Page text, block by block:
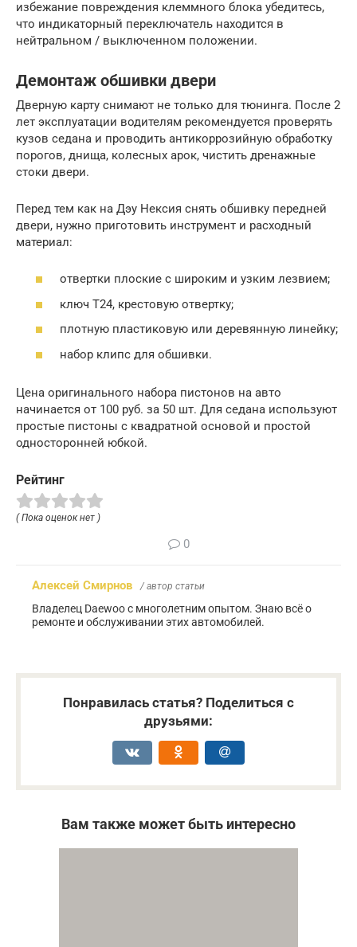
избежание повреждения клеммного блока убедитесь,
что индикаторный переключатель находится в
нейтральном / выключенном положении.
Демонтаж обшивки двери
Дверную карту снимают не только для тюнинга. После 2
лет эксплуатации водителям рекомендуется проверять
кузов седана и проводить антикоррозийную обработку
порогов, днища, колесных арок, чистить дренажные
стоки двери.
Перед тем как на Дэу Нексия снять обшивку передней
двери, нужно приготовить инструмент и расходный
материал:
отвертки плоские с широким и узким лезвием;
ключ Т24, крестовую отвертку;
плотную пластиковую или деревянную линейку;
набор клипс для обшивки.
Цена оригинального набора пистонов на авто
начинается от 100 руб. за 50 шт. Для седана используют
простые пистоны с квадратной основой и простой
односторонней юбкой.
Рейтинг
( Пока оценок нет )
0
Алексей Смирнов / автор статьи
Владелец Daewoo с многолетним опытом. Знаю всё о
ремонте и обслуживании этих автомобилей.
Понравилась статья? Поделиться с
друзьями:
Вам также может быть интересно